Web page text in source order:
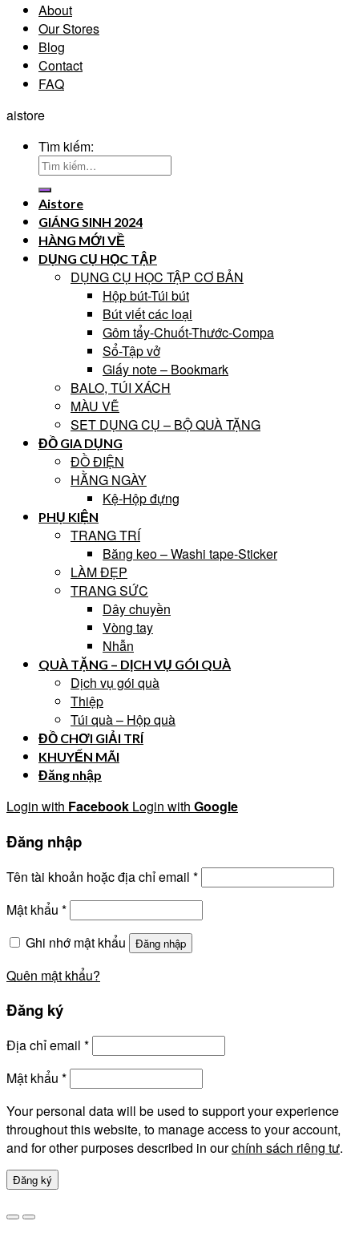
About
Our Stores
Blog
Contact
FAQ
aistore
Tìm kiếm:
Aistore
GIÁNG SINH 2024
HÀNG MỚI VỀ
DỤNG CỤ HỌC TẬP
DỤNG CỤ HỌC TẬP CƠ BẢN
Hộp bút-Túi bút
Bút viết các loại
Gôm tẩy-Chuốt-Thước-Compa
Sổ-Tập vở
Giấy note – Bookmark
BALO, TÚI XÁCH
MÀU VẼ
SET DỤNG CỤ – BỘ QUÀ TẶNG
ĐỒ GIA DỤNG
ĐỒ ĐIỆN
HẰNG NGÀY
Kệ-Hộp đựng
PHỤ KIỆN
TRANG TRÍ
Băng keo – Washi tape-Sticker
LÀM ĐẸP
TRANG SỨC
Dây chuyền
Vòng tay
Nhẫn
QUÀ TẶNG – DỊCH VỤ GÓI QUÀ
Dịch vụ gói quà
Thiệp
Túi quà – Hộp quà
ĐỒ CHƠI GIẢI TRÍ
KHUYẾN MÃI
Đăng nhập
Login with Facebook Login with Google
Đăng nhập
Tên tài khoản hoặc địa chỉ email *
Mật khẩu *
Ghi nhớ mật khẩu
Đăng nhập
Quên mật khẩu?
Đăng ký
Địa chỉ email *
Mật khẩu *
Your personal data will be used to support your experience
throughout this website, to manage access to your account,
and for other purposes described in ourchính sách riêng tư.
Đăng ký